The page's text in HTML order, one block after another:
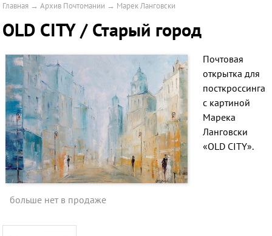
Главная →Архив Почтомании → Марек Ланговски
OLD CITY / Старый город
Почтовая
открытка для
посткроссинга
с картиной
Марека
Ланговски
«OLD CITY».
больше нет в продаже